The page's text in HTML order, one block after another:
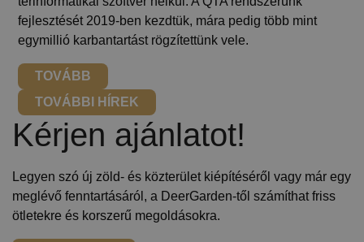
fejlesztését 2019-ben kezdtük, mára pedig több mint
egymillió karbantartást rögzítettünk vele.
TOVÁBB
TOVÁBBI HÍREK
Kérjen ajánlatot!
Legyen szó új zöld- és közterület kiépítéséről vagy már egy
meglévő fenntartásáról, a DeerGarden-től számíthat friss
ötletekre és korszerű megoldásokra.